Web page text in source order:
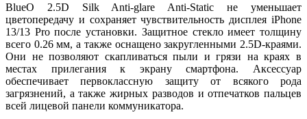
BlueO 2.5D Silk Anti-glare Anti-Static не уменьшает
цветопередачу и сохраняет чувствительность дисплея iPhone
13/13 Pro после установки. Защитное стекло имеет толщину
всего 0.26 мм, а также оснащено закругленными 2.5D-краями.
Они не позволяют скапливаться пыли и грязи на краях в
местах прилегания к экрану смартфона. Аксессуар
обеспечивает первоклассную защиту от всякого рода
загрязнений, а также жирных разводов и отпечатков пальцев
всей лицевой панели коммуникатора.